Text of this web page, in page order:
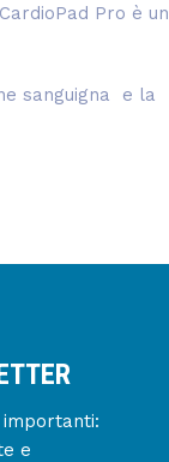
CardioPad Pro è un
sanguigna e la
e